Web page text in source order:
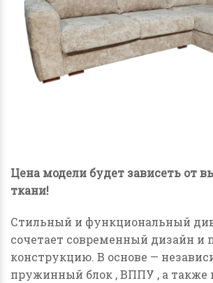
Цена модели будет зависеть от
ткани!
Стильный и функциональный
сочетает современный дизайн
конструкцию. В основе —
пружинный блок , ВППУ , а также